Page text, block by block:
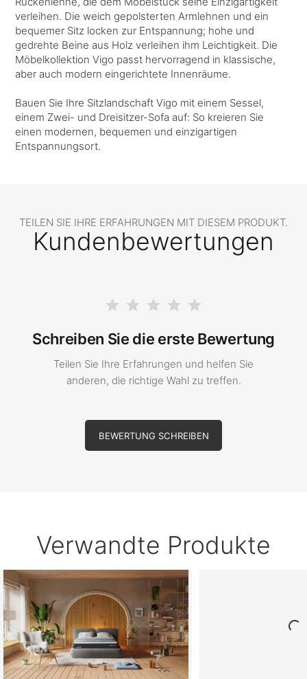
verleihen. Die weich gepolsterten Armlehnen und ein
bequemer Sitz locken zur Entspannung; hohe und
gedrehte Beine aus Holz verleihen ihm Leichtigkeit. Die
Möbelkollektion Vigo passt hervorragend in klassische,
aber auch modern eingerichtete Innenräume.
Bauen Sie Ihre Sitzlandschaft Vigo mit einem Sessel,
einem Zwei- und Dreisitzer-Sofa auf: So kreieren Sie
einen modernen, bequemen und einzigartigen
Entspannungsort.
TEILEN SIE IHRE ERFAHRUNGEN MIT DIESEM PRODUKT.
Kundenbewertungen
Schreiben Sie die erste Bewertung
Teilen Sie Ihre Erfahrungen und helfen Sie
anderen, die richtige Wahl zu treffen.
BEWERTUNG SCHREIBEN
Verwandte Produkte